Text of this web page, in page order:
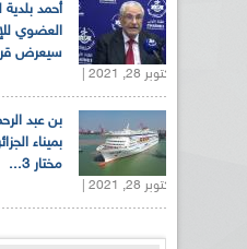
أحمد بلدية
العضوي
سيعرض
أكتوبر 28, 2021 |
بن عبد
بميناء
مختار 3...
أكتوبر 28, 2021 |